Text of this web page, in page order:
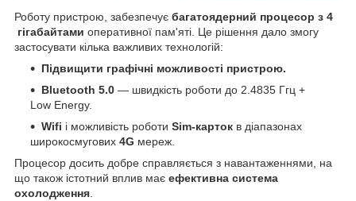
Роботу пристрою, забезпечує багатоядерний процесор з 4
гігабайтами оперативної пам'яті. Це рішення дало змогу
застосувати кілька важливих технологій:
Підвищити графічні можливості пристрою.
Bluetooth 5.0 — швидкість роботи до 2.4835 Ггц +
Low Energy.
Wifi і можливість роботи Sim-карток в діапазонах
широкосмугових 4G мереж.
Процесор досить добре справляється з навантаженнями, на
що також істотний вплив має ефективна система
охолодження.